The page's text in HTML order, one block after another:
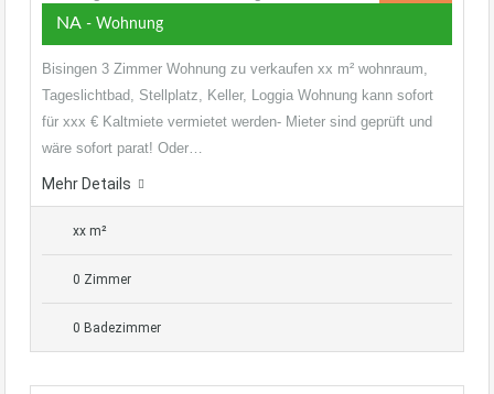
NA - Wohnung
Bisingen 3 Zimmer Wohnung zu verkaufen xx m² wohnraum,
Tageslichtbad, Stellplatz, Keller, Loggia Wohnung kann sofort
für xxx € Kaltmiete vermietet werden- Mieter sind geprüft und
wäre sofort parat! Oder…
Mehr Details
xx m²
0 Zimmer
0 Badezimmer